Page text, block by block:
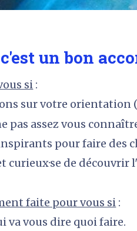
un bon
si :
sur votre orientation
pas assez vous
pour faire des
curieux·se de
faite pour vous si :
va vous dire quoi faire.